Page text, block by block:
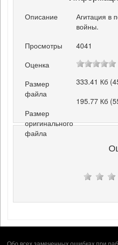
Описание
Агитация в
войны.
Просмотры
4041
Оценка
Размер
файла
333.41 Кб
Размер
оригинального
файла
195.77 Кб
Обо всех замеченных ошибках при